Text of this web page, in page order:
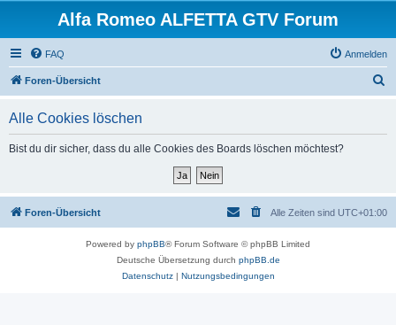
Alfa Romeo ALFETTA GTV Forum
FAQ Anmelden
Foren-Übersicht
Alle Cookies löschen
Bist du dir sicher, dass du alle Cookies des Boards löschen möchtest?
Foren-Übersicht Alle Zeiten sind UTC+01:00
Powered by phpBB® Forum Software © phpBB Limited
Deutsche Übersetzung durch phpBB.de
Datenschutz| Nutzungsbedingungen